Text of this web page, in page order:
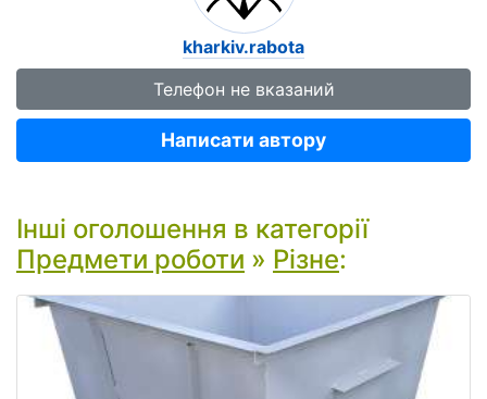
kharkiv.rabota
Телефон не вказаний
Написати автору
Інші оголошення в категорії
Предмети роботи » Різне: